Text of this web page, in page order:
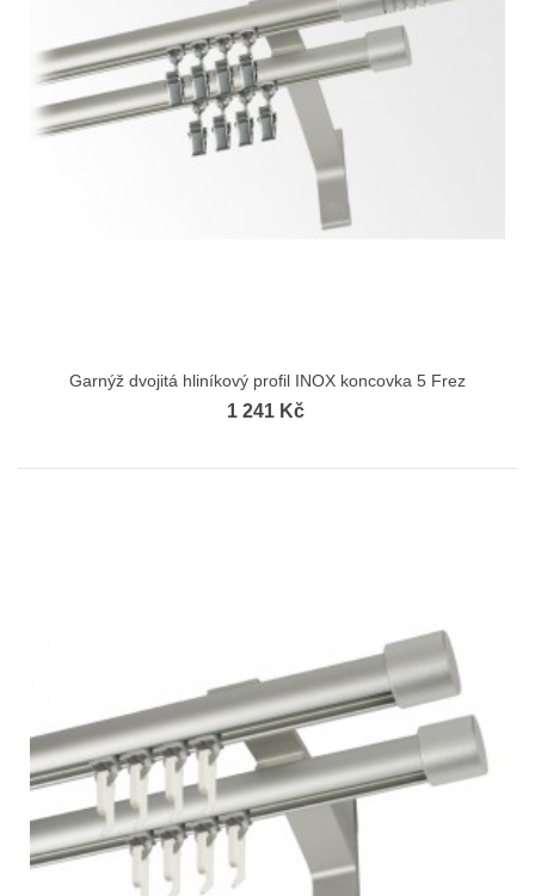
Garnýž dvojitá hliníkový profil INOX koncovka 5 Frez
1 241 Kč